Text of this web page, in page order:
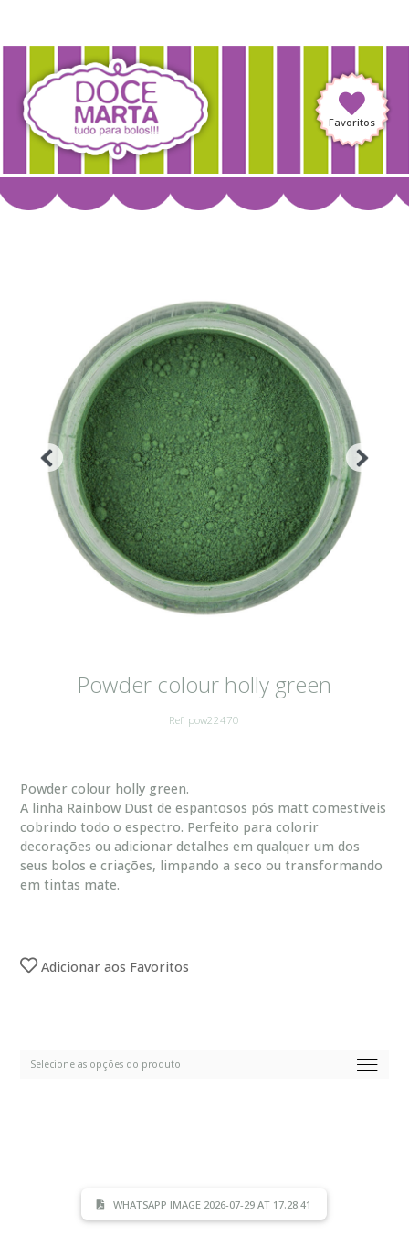
Favoritos
Powder colour holly green
Ref: pow22470
Powder colour holly green.
A linha Rainbow Dust de espantosos pós matt comestíveis
cobrindo todo o espectro. Perfeito para colorir
decorações ou adicionar detalhes em qualquer um dos
seus bolos e criações, limpando a seco ou transformando
em tintas mate.
Adicionar aos Favoritos
WHATSAPP IMAGE 2026-07-29 AT 17.28.41